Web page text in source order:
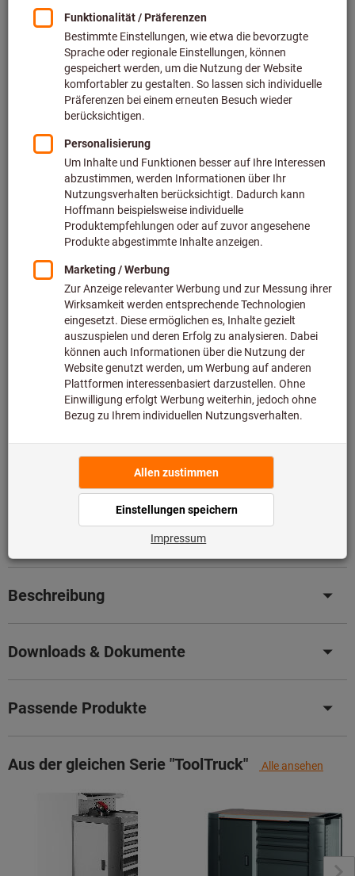
Preis pro 1 Stück
zzgl. Versandkosten
Individuelle Preisanzeige für Geschäftskunden nach
Anmeldung.
Anzahl Schubladen:
8
Menge
In den Warenkorb
Benachrichtigung wenn lieferbar
Nachlieferung Speditionslieferung
Blätterkatalog
Beschreibung
Downloads & Dokumente
Passende Produkte
Aus der gleichen Serie "ToolTruck" Alle ansehen